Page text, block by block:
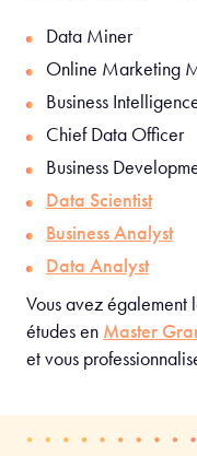
Data Miner
Online Marketing
Business
Chief Data Officer
Business
Data Scientist
Business Analyst
Data Analyst
Vous avez également
études en Master
et vous